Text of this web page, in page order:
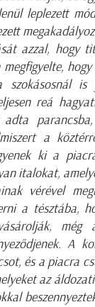
leplezett
azzal, hogy
szokásosnál is
reá
adta
a
ki a
italokat,
vérével
a tésztába,
még
A
és a piacra
az